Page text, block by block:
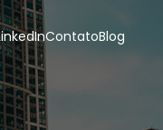
ContatoBlog